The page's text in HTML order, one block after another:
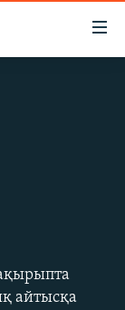
айтысқа